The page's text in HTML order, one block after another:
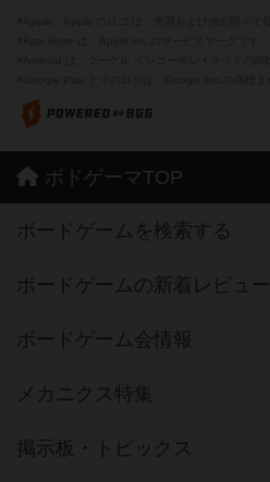
ボドゲーマTOP
ボードゲームを検索する
ボードゲームの新着レビュー
ボードゲーム会情報
メカニクス特集
掲示板・トピックス